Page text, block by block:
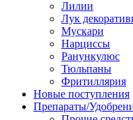
Лилии
Лук
Мускари
Нарциссы
Ранункулюс
Тюльпаны
Фритиллярия
Новые поступления
Препараты/